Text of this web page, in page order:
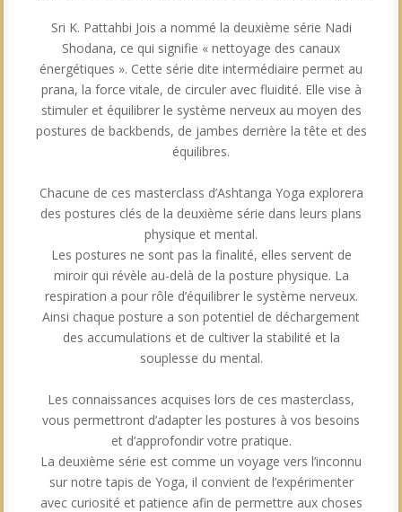
Sri K. Pattahbi Jois a nommé la deuxième série Nadi
Shodana, ce qui signifie « nettoyage des canaux
énergétiques ». Cette série dite intermédiaire permet au
prana, la force vitale, de circuler avec fluidité. Elle vise à
stimuler et équilibrer le système nerveux au moyen des
postures de backbends, de jambes derrière la tête et des
équilibres.
Chacune de ces masterclass d’Ashtanga Yoga explorera
des postures clés de la deuxième série dans leurs plans
physique et mental.
Les postures ne sont pas la finalité, elles servent de
miroir qui révèle au-delà de la posture physique. La
respiration a pour rôle d’équilibrer le système nerveux.
Ainsi chaque posture a son potentiel de déchargement
des accumulations et de cultiver la stabilité et la
souplesse du mental.
Les connaissances acquises lors de ces masterclass,
vous permettront d’adapter les postures à vos besoins
et d’approfondir votre pratique.
La deuxième série est comme un voyage vers l’inconnu
sur notre tapis de Yoga, il convient de l’expérimenter
avec curiosité et patience afin de permettre aux choses